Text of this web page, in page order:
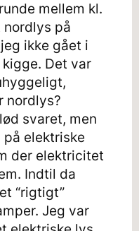
mellem kl.
nordlys på
ikke gået i
Det var
nordlys?
svaret, men
elektriske
der elektricitet
Indtil da
“rigtigt”
Jeg var